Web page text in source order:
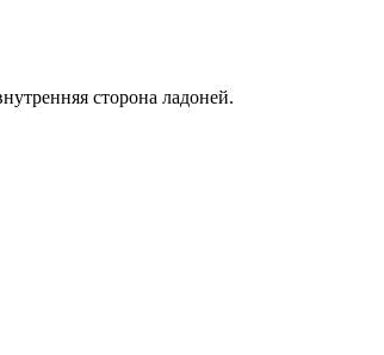
сторона ладоней.